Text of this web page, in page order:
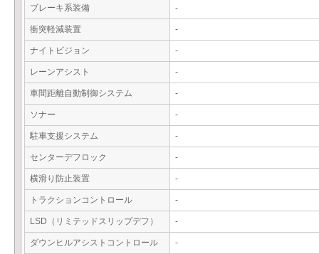
ブレーキ系装備 -
衝突軽減装置 -
ナイトビジョン -
レーンアシスト -
車間距離自動制御システム -
ソナー -
駐車支援システム -
センターデフロック -
横滑り防止装置 -
トラクションコントロール -
LSD（リミテッドスリップデフ） -
ダウンヒルアシストコントロール -